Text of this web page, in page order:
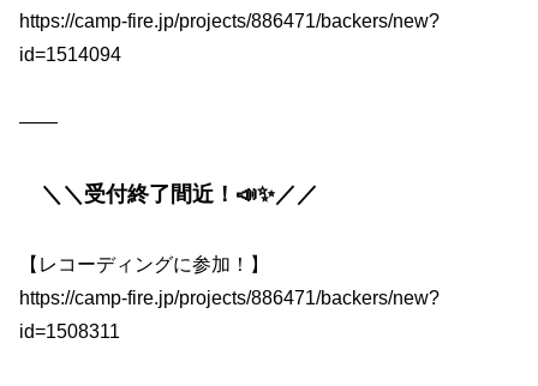
https://camp-fire.jp/projects/886471/backers/new?
id=1514094
——
＼＼受付終了間近！📣✨／／
【レコーディングに参加！】
https://camp-fire.jp/projects/886471/backers/new?
id=1508311